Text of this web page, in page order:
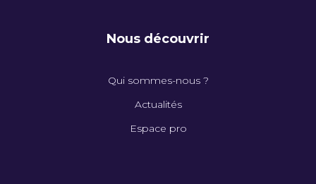
Nous découvrir
Qui sommes-nous ?
Actualités
Espace pro